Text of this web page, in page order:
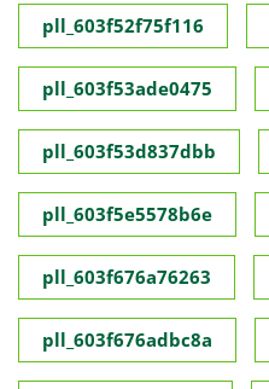
pll_603f52f75f116
pll_603f53ade0475
pll_603f53d837dbb
pll_603f5e5578b6e
pll_603f676a76263
pll_603f676adbc8a